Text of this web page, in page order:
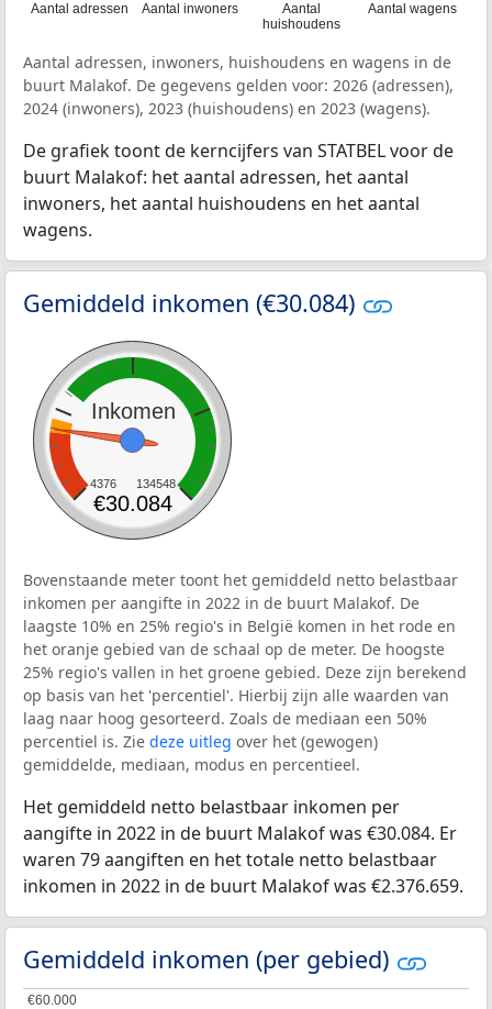
Aantal adressen Aantal inwoners
Aantal
huishoudens
Aantal wagens
Aantal adressen, inwoners, huishoudens en wagens in de
buurt Malakof. De gegevens gelden voor: 2026 (adressen),
2024 (inwoners), 2023 (huishoudens) en 2023 (wagens).
De grafiek toont de kerncijfers van STATBEL voor de
buurt Malakof: het aantal adressen, het aantal
inwoners, het aantal huishoudens en het aantal
wagens.
Gemiddeld inkomen (€30.084)
Inkomen
4376 134548
€30.084
Bovenstaande meter toont het gemiddeld netto belastbaar
inkomen per aangifte in 2022 in de buurt Malakof. De
laagste 10% en 25% regio's in België komen in het rode en
het oranje gebied van de schaal op de meter. De hoogste
25% regio's vallen in het groene gebied. Deze zijn berekend
op basis van het 'percentiel'. Hierbij zijn alle waarden van
laag naar hoog gesorteerd. Zoals de mediaan een 50%
percentiel is. Zie deze uitleg over het (gewogen)
gemiddelde, mediaan, modus en percentieel.
Het gemiddeld netto belastbaar inkomen per
aangifte in 2022 in de buurt Malakof was €30.084. Er
waren 79 aangiften en het totale netto belastbaar
inkomen in 2022 in de buurt Malakof was €2.376.659.
Gemiddeld inkomen (per gebied)
€60.000
€60.000